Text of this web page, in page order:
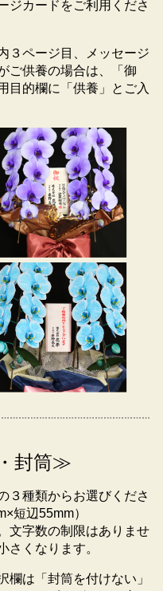
をプレゼント
胡蝶蘭取扱いのしお
った方がどうやって胡
からなかったり、せ
など、胡蝶蘭の育て
問い合わせをよくい
封のしおりを読んで
させる秘訣がしっかり
は一切同封いたしませ
について
ジカードをご利用くださ
３ページ目、メッセージ
ご供養の場合は、「御
目的欄に「供養」とご入
封筒≫
３種類からお選びくださ
短辺55mm）
文字数の制限はありませ
さくなります。
欄は「封筒を付けない」